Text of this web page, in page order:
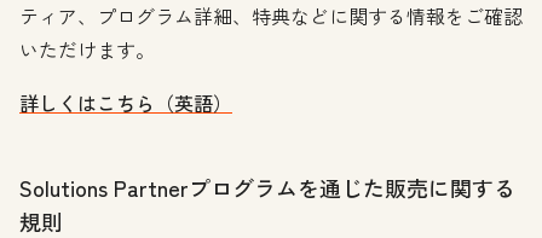
ティア、プログラム詳細、特典などに関する情報をご確認
いただけます。
詳しくはこちら（英語）
Solutions Partnerプログラムを通じた販売に関する
規則